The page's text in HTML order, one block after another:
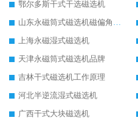
鄂尔多斯干式干选磁选机
山东永磁筒式磁选机磁偏角怎么调整
上海永磁湿式磁选机
天津永磁筒式磁选机品牌
吉林干式磁选机工作原理
河北半逆流湿式磁选机
广西干式大块磁选机